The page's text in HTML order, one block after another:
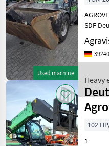
SELECT
CATEGORY
Deutz Fahr
Manitou
Claas
Merlo
Used machine
SDF
37.7 Heavy equipment/
Heavy
Deutz
102
1